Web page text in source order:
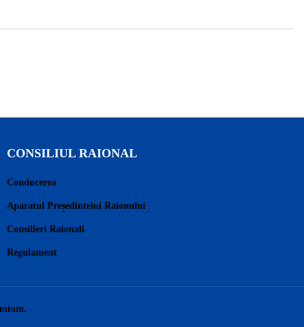
CONSILIUL RAIONAL
Conducerea
Aparatul Președintelui Raionului
Consilieri Raionali
Regulament